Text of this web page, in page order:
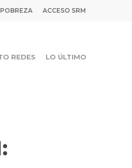
ACCESO SRM
REDES LO ÚLTIMO